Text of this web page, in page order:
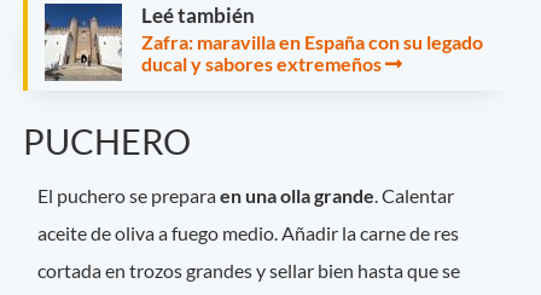
Leé también
Zafra: maravilla en España con su legado
ducal y sabores extremeños
PUCHERO
El puchero se preparaen una olla grande. Calentar
aceite de oliva a fuego medio. Añadir la carne de res
cortada en trozos grandes y sellar bien hasta que se